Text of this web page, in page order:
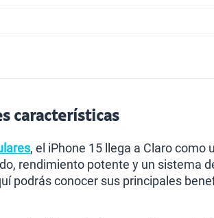
características
, el iPhone 15 llega a Claro
rendimiento potente y un sistema
podrás conocer sus principales